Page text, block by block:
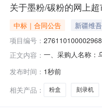
关于墨粉/碳粉的网上
中标｜合同公告
新疆维
项目编号：
正文内容： 一、采购人名称：
388A适用于惠普/
发布时间： 1秒前
相关产品：
粉盒 刻录机